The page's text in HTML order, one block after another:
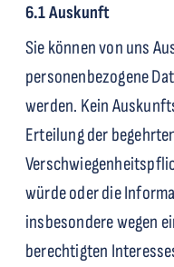
6.1 Auskunft
Sie können von uns
personenbezogene
werden. Kein
Erteilung der
würde oder die
insbesondere wegen
berechtigten